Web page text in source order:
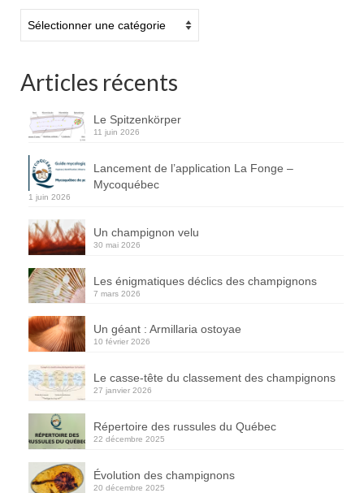
Articles récents
Le Spitzenkörper
11 juin 2026
Lancement de l’application La Fonge –
Mycoquébec
1 juin 2026
Un champignon velu
30 mai 2026
Les énigmatiques déclics des champignons
7 mars 2026
Un géant : Armillaria ostoyae
10 février 2026
Le casse-tête du classement des champignons
27 janvier 2026
Répertoire des russules du Québec
22 décembre 2025
Évolution des champignons
20 décembre 2025